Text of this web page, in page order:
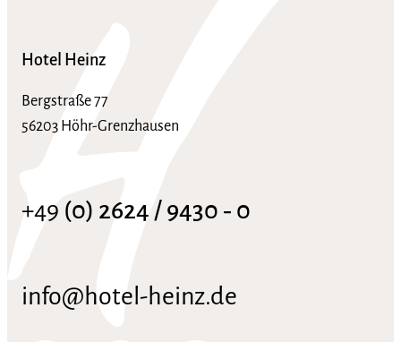
Hotel Heinz
Bergstraße 77
56203 Höhr-Grenzhausen
+49 (0) 2624 / 9430 ‑ 0
info@hotel-heinz.de